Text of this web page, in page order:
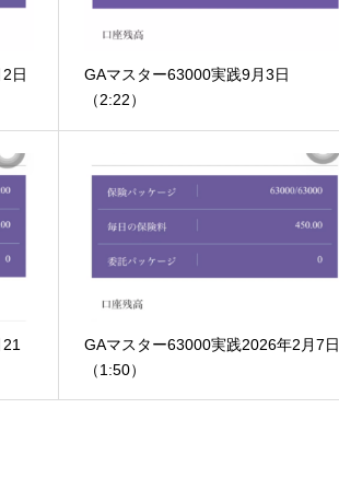
日
GAマスター63000実践9月3日
（2:22）
GAマスター63000実践2026年2月7日
（1:50）